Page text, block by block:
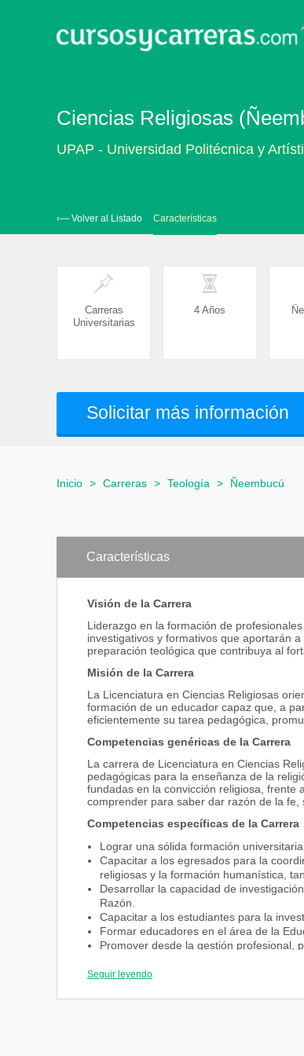
Ciencias Religiosas
UPAP - Universidad Politécnica y
‹— Volver al Listado Características
Carreras
Universitarias
4 Años
Solicitar más información
Inicio > Carreras > Teología > Ñeembucú
Características
Visión de la Carrera
Liderazgo en la formación de
investigativos y formativos que aportarán
preparación teológica que contribuya al
Misión de la Carrera
La Licenciatura en Ciencias Religiosas
formación de un educador capaz que, a
eficientemente su tarea pedagógica,
Competencias genéricas de la Carrera
La carrera de Licenciatura en Ciencias
pedagógicas para la enseñanza de la
fundadas en la convicción religiosa, frente
comprender para saber dar razón de la
Competencias específicas de la Carrera
Lograr una sólida formación
Capacitar a los egresados para la
religiosas y la formación humanística,
Desarrollar la capacidad de
Razón.
Capacitar a los estudiantes para la
Formar educadores en el área de la
Promover desde la gestión profesional,
Ámbito laboral
Seguir leyendo